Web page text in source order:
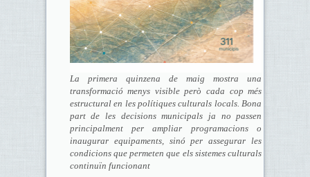
La primera quinzena de maig mostra una
transformació menys visible però cada cop més
estructural en les polítiques culturals locals. Bona
part de les decisions municipals ja no passen
principalment per ampliar programacions o
inaugurar equipaments, sinó per assegurar les
condicions que permeten que els sistemes culturals
continuïn funcionant